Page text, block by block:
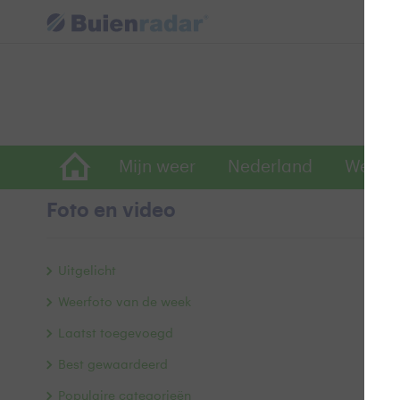
Mijn weer Nederland
Foto en video
Uitgelicht
Weerfoto van de week
Laatst toegevoegd
Best gewaardeerd
Populaire categorieën